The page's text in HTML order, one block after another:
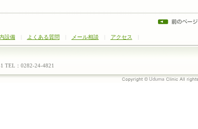
設備| よくある質問 メール相談| アクセス
TEL：0282-24-4821